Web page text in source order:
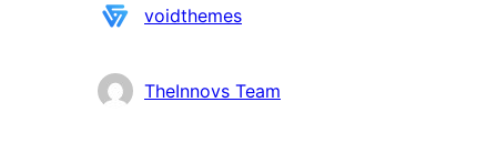
Collaboratori
voidthemes
TheInnovs Team